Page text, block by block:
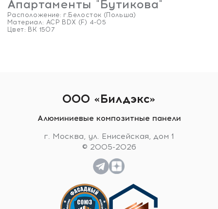
Апартаменты "Бутикова"
Апартаменты "Бутикова"
Расположение: г.Белосток (Польша)
Материал: ACP BDX (F) 4-05
Цвет: BK 1507
ООО «Билдэкс»
Алюминиевые композитные панели
г. Москва, ул. Енисейская, дом 1
© 2005-2026